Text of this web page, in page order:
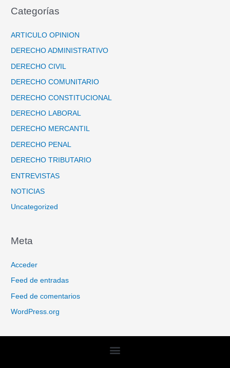
Categorías
ARTICULO OPINION
DERECHO ADMINISTRATIVO
DERECHO CIVIL
DERECHO COMUNITARIO
DERECHO CONSTITUCIONAL
DERECHO LABORAL
DERECHO MERCANTIL
DERECHO PENAL
DERECHO TRIBUTARIO
ENTREVISTAS
NOTICIAS
Uncategorized
Meta
Acceder
Feed de entradas
Feed de comentarios
WordPress.org